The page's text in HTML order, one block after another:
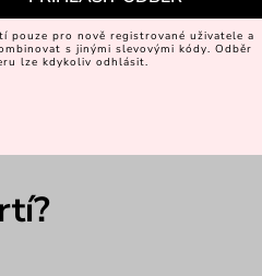
pouze pro nově registrované uživatele a
s jinými slevovými kódy. Odběr
lze kdykoliv odhlásit.